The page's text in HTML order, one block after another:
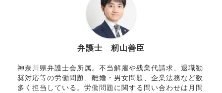
弁護士 籾山善臣
神奈川県弁護士会所属。不当解雇や残業代請求、退職勧
奨対応等の労働問題、離婚・男女問題、企業法務など数
多く担当している。労働問題に関する問い合わせは月間